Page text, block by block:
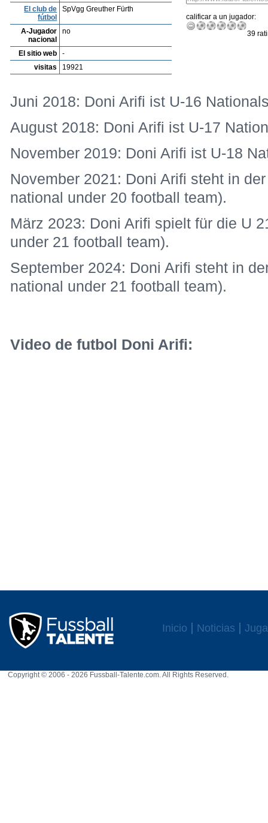
El club de
fútbol
SpVgg Greuther Fürth
A-Jugador
nacional
no
El sitio web
-
visitas
19921
calificar a un jugador:
39
Juni 2018: Doni Arifi ist U-16
August 2018: Doni Arifi ist U-17
November 2019: Doni Arifi ist U-18
November 2021: Doni Arifi steht in
national under 20 football team).
März 2023: Doni Arifi spielt für die U
under 21 football team).
September 2024: Doni Arifi steht in
national under 21 football team).
Video de futbol Doni Arifi:
Inicio Noticias
Copyright © 2006 - 2026 Fussball-Talente.com. All Rights Reserved.